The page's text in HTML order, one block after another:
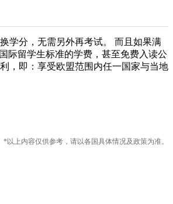
学分，无需另外再考试。 而且如果满
际留学生标准的学费，甚至免费入读公
，即：享受欧盟范围内任一国家与当地
*以上内容仅供参考，请以各国具体情况及政策为准。